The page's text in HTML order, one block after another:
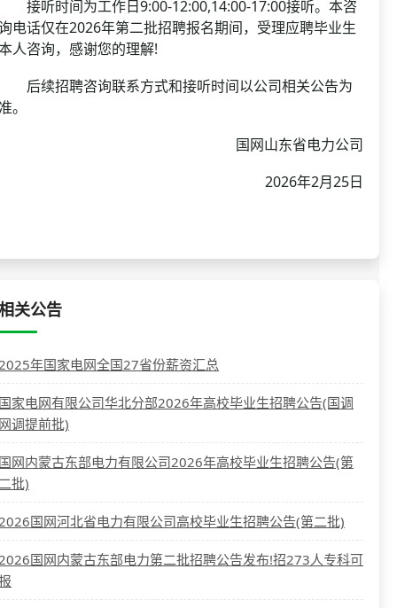
听时间为工作日9:00-12:00,14:00-17:00接听。本咨
电话仅在2026年第二批招聘报名期间，受理应聘毕业生
人咨询，感谢您的理解!
续招聘咨询联系方式和接听时间以公司相关公告为
。
国网山东省电力公司
2026年2月25日
关公告
年国家电网全国27省份薪资汇总
家电网有限公司华北分部2026年高校毕业生招聘公告(国调
调提前批)
网内蒙古东部电力有限公司2026年高校毕业生招聘公告(第
批)
国网河北省电力有限公司高校毕业生招聘公告(第二批)
国网内蒙古东部电力第二批招聘公告发布!招273人专科可